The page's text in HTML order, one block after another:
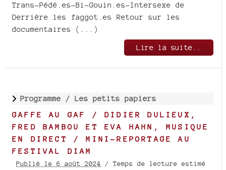
Trans-Pédé.es-Bi-Gouin.es-Intersexe de
Derrière les faggot.es Retour sur les
documentaires (...)
Lire la suite..
Programme / Les petits papiers
GAFFE AU GAF / DIDIER DULIEUX,
FRED BAMBOU ET EVA HAHN, MUSIQUE
EN DIRECT / MINI-REPORTAGE AU
FESTIVAL DIAM
Publié le 6 août 2024 / Temps de lecture estimé